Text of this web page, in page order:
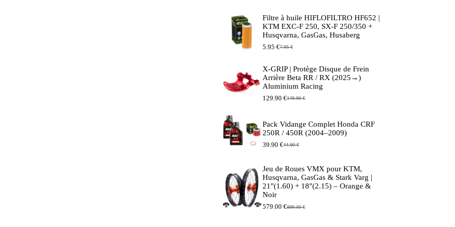
Filtre à huile HIFLOFILTRO HF652 |
KTM EXC-F 250, SX-F 250/350 +
Husqvarna, GasGas, Husaberg
7.95€
Le
initial
était :
7.95 €.
5.95 €
Le
actuel
est :
5.95 €.
X-GRIP | Protège Disque de Frein
Arrière Beta RR / RX (2025→)
Aluminium Racing
149.90€
Le
était :
149.90 €.
129.90 €
Le
est :
129.90 €.
Pack Vidange Complet Honda CRF
250R / 450R (2004–2009)
44.90€
Le
était :
44.90 €.
39.90 €
Le
est :
39.90 €.
Jeu de Roues VMX pour KTM,
Husqvarna, GasGas & Stark Varg |
21″(1.60) + 18″(2.15) – Orange &
Noir
899.00€
Le
579.00 €
Le